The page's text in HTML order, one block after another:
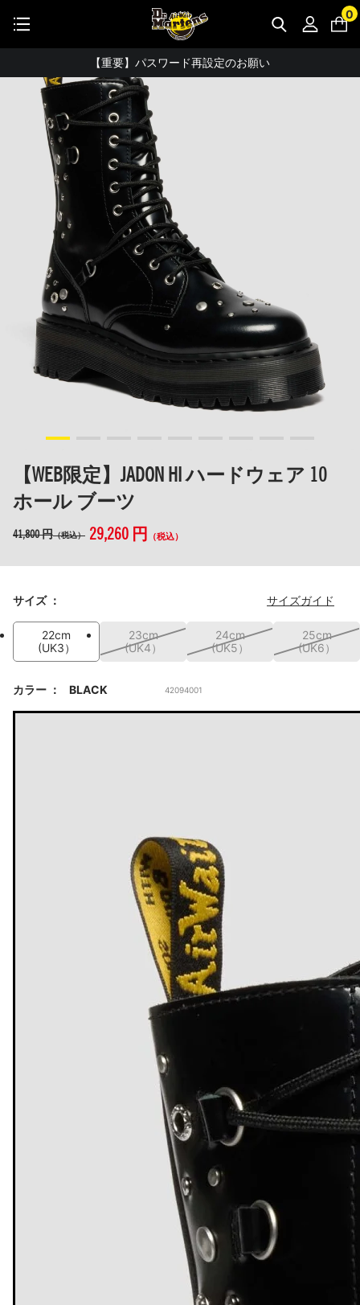
0
公式アプリで最大3,000円バック！
【重要】パスワード再設定のお願い
【重要なお知らせ】偽サイトにご注意ください。
お友達にポイントをプレゼントできる機能が新登場！
会員特典に2000円・3000円OFFが新登場！
ドクターマーチン製品のコピー品にご注意ください。
ドクターマーチン公式アプリをダウンロード！
11,000円以上で送料無料・サイズ交換無料
【WEB限定】JADON HI ハードウェア 10
ホール ブーツ
41,800 円（税込） 29,260 円 （税込）
サイズ サイズガイド
22cm
(UK3）
23cm
(UK4）
24cm
(UK5）
25cm
(UK6）
カラー BLACK 42094001